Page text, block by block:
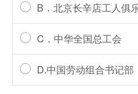
B．北京长辛店工人俱
C．中华全国总工会
D.中国劳动组合书记部